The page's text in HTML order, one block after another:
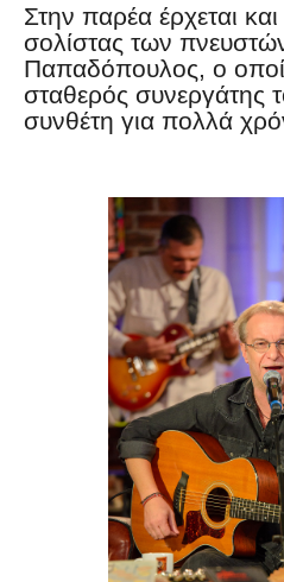
Στην παρέα έρχεται και
σολίστας των
Παπαδόπουλος, ο
σταθερός συνεργάτης
συνθέτη για πολλά